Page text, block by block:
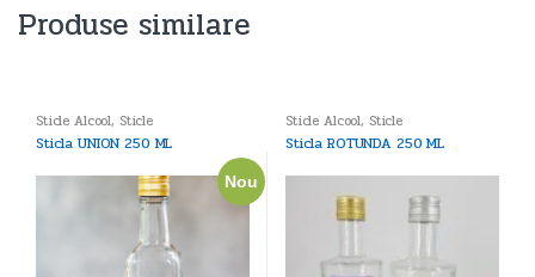
Produse similare
Sticle Alcool, Sticle
Sticla UNION 250 ML
Nou
Sticle Alcool, Sticle
Sticla ROTUNDA 250 ML